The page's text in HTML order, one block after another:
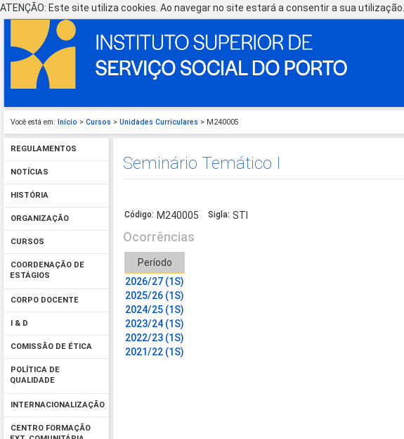
ATENÇÃO: Este site utiliza cookies. Ao navegar no site estará a consentir a sua utilização.
Você está em: Início > Cursos > Unidades Curriculares > M240005
REGULAMENTOS
NOTÍCIAS
HISTÓRIA
ORGANIZAÇÃO
CURSOS
COORDENAÇÃO DE
ESTÁGIOS
CORPO DOCENTE
I & D
COMISSÃO DE ÉTICA
POLÍTICA DE
QUALIDADE
INTERNACIONALIZAÇÃO
CENTRO FORMAÇÃO
Seminário Temático I
Código: M240005 Sigla: STI
Ocorrências
Período
2026/27 (1S)
2025/26 (1S)
2024/25 (1S)
2023/24 (1S)
2022/23 (1S)
2021/22 (1S)